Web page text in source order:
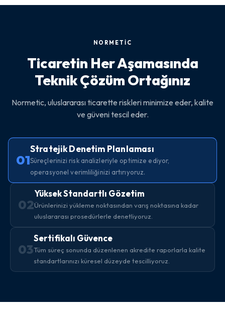
NORMETİC
Ticaretin Her Aşamasında
Teknik Çözüm Ortağınız
Normetic, uluslararası ticarette riskleri minimize eder, kalite
ve güveni tescil eder.
01
Stratejik Denetim Planlaması
Süreçlerinizi risk analizleriyle optimize ediyor,
operasyonel verimliliğinizi artırıyoruz.
02
Yüksek Standartlı Gözetim
Ürünlerinizi yükleme noktasından varış noktasına kadar
uluslararası prosedürlerle denetliyoruz.
03
Sertifikalı Güvence
Tüm süreç sonunda düzenlenen akredite raporlarla kalite
standartlarınızı küresel düzeyde tescilliyoruz.